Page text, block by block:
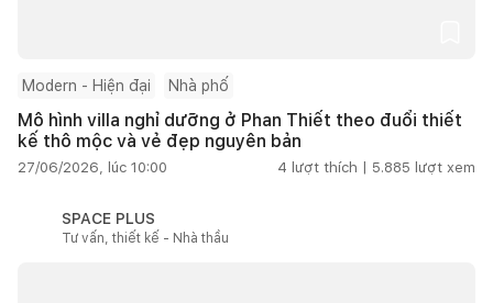
Modern - Hiện đại Nhà phố
Mô hình villa nghỉ dưỡng ở Phan Thiết theo đuổi thiết
kế thô mộc và vẻ đẹp nguyên bản
27/06/2026, lúc 10:00 4 lượt thích | 5.885 lượt xem
SPACE PLUS
Tư vấn, thiết kế - Nhà thầu